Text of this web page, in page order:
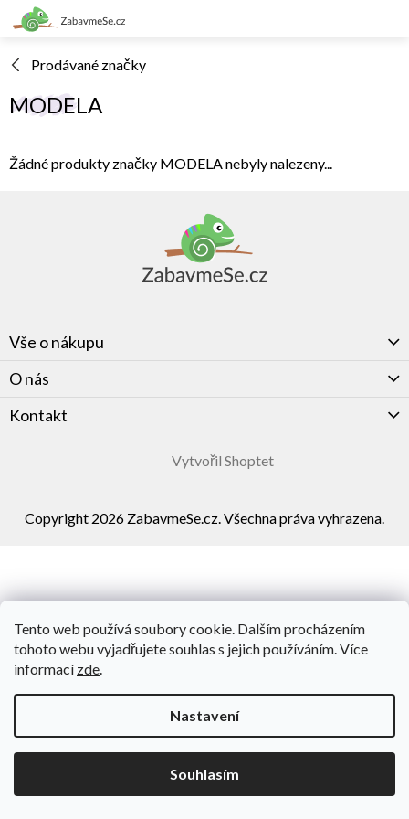
Tento web používá soubory cookie. Dalším procházením
tohoto webu vyjadřujete souhlas s jejich používáním. Více
informacízde.
Nastavení
Souhlasím
Přejít
na
Prodávané značky
MODELA
Žádné produkty značky MODELAnebyly nalezeny...
Vše o nákupu
O nás
Kontakt
Vytvořil Shoptet
Copyright 2026 ZabavmeSe.cz. Všechna práva vyhrazena.